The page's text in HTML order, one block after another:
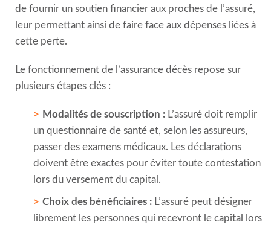
de fournir un soutien financier aux proches de l’assuré,
leur permettant ainsi de faire face aux dépenses liées à
cette perte.
Le fonctionnement de l’assurance décès repose sur
plusieurs étapes clés :
Modalités de souscription : L’assuré doit remplir
un questionnaire de santé et, selon les assureurs,
passer des examens médicaux. Les déclarations
doivent être exactes pour éviter toute contestation
lors du versement du capital.
Choix des bénéficiaires : L’assuré peut désigner
librement les personnes qui recevront le capital lors